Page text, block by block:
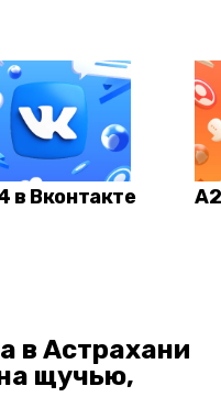
в Вконтакте
в Астрахани
щучью,